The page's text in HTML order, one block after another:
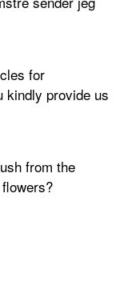
for
kindly provide us
from the